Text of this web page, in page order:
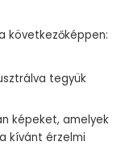
következőképpen:
tegyük
képeket, amelyek
kívánt érzelmi